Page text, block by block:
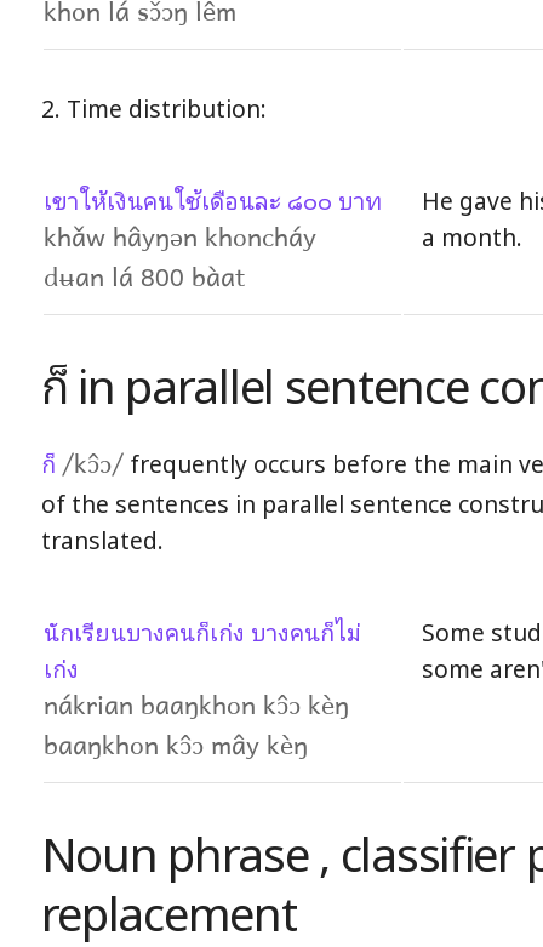
khon lá sɔ̌ɔŋ lêm
2. Time distribution:
เขาให้เงินคนใช้เดือนละ ๘๐๐ บาท
khǎw hâyŋən khoncháy
dʉan lá 800 bàat
He gave
a month.
ก็ in parallel sentence
ก็ /kɔ̂ɔ/frequently occurs before the main
of the sentences in parallel sentence
translated.
นักเรียนบางคนก็เก่ง บางคนก็ไม่
เก่ง
nákrian baaŋkhon kɔ̂ɔ kèŋ
baaŋkhon kɔ̂ɔ mây kèŋ
Some
some
Noun phrase , classifier
replacement